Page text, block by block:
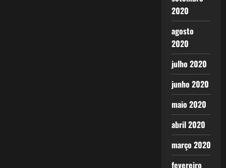
2020
agosto
2020
julho 2020
junho 2020
maio 2020
abril 2020
março 2020
fevereiro